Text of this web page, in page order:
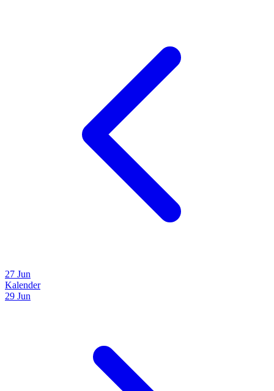
27 Jun
Kalender
29 Jun